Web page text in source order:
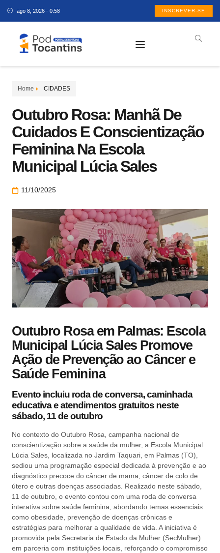
ago 8, 2026 - 0:58 INSCREVER-SE
Home CIDADES
Outubro Rosa: Manhã De
Cuidados E Conscientização
Feminina Na Escola
Municipal Lúcia Sales
11/10/2025
Outubro Rosa em Palmas: Escola
Municipal Lúcia Sales Promove
Ação de Prevenção ao Câncer e
Saúde Feminina
Evento incluiu roda de conversa, caminhada
educativa e atendimentos gratuitos neste
sábado, 11 de outubro
No contexto do Outubro Rosa, campanha nacional de
conscientização sobre a saúde da mulher, a Escola Municipal
Lúcia Sales, localizada no Jardim Taquari, em Palmas (TO),
sediou uma programação especial dedicada à prevenção e ao
diagnóstico precoce do câncer de mama, câncer de colo de
útero e outras doenças associadas. Realizado neste sábado,
11 de outubro, o evento contou com uma roda de conversa
interativa sobre saúde feminina, abordando temas essenciais
como obesidade, prevenção de doenças crônicas e
estratégias para melhorar a qualidade de vida. A iniciativa é
promovida pela Secretaria de Estado da Mulher (SecMulher)
em parceria com instituições locais, reforçando o compromisso